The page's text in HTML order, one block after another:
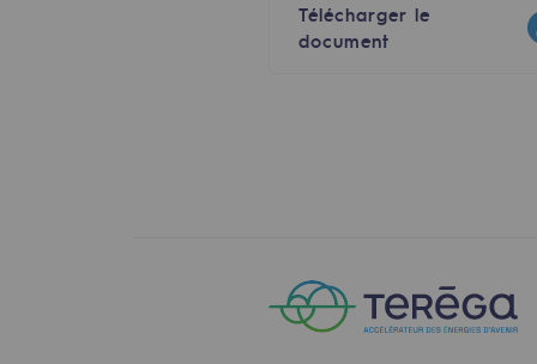
Responsabilité sociale et
Télécharger le
document